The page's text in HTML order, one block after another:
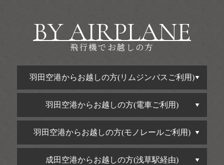
BY AIRPLANE
飛行機でお越しの方
羽田空港からお越しの方(リムジンバスご利用)
羽田空港からお越しの方(電車ご利用)
羽田空港からお越しの方(モノレールご利用)
成田空港からお越しの方(浅草駅経由)